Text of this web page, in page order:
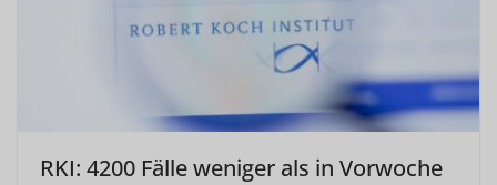
RKI: 4200 Fälle weniger als in Vorwoche